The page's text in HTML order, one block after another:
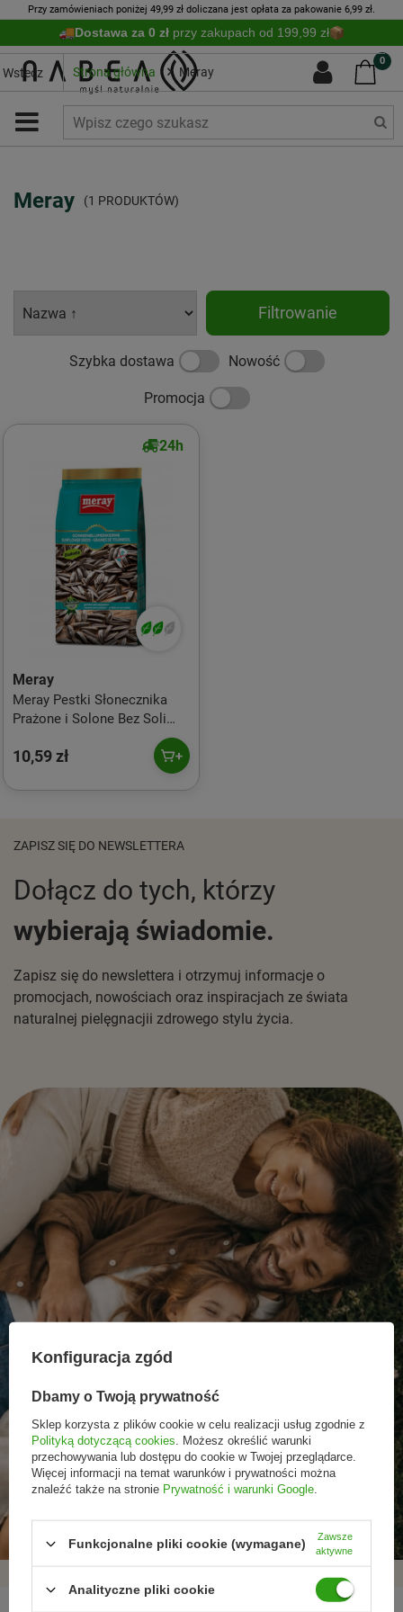
Przy zamówieniach poniżej 49,99 zł doliczana jest opłata za pakowanie 6,99 zł.
Dostawa za 0 zł przy zakupach od 199,99 zł
0
Wstecz Strona główna Meray
Meray (1 PRODUKTÓW)
Filtrowanie
Szybka dostawa Nowość
Promocja
24h
Meray
Meray Pestki Słonecznika
Prażone i Solone Bez Soli
10,59 zł
ZAPISZ SIĘ DO NEWSLETTERA
Dołącz do tych, którzy
wybierają świadomie.
Zapisz się do newslettera i otrzymuj informacje o
promocjach, nowościach oraz inspiracjach ze świata
naturalnej pielęgnacjii zdrowego stylu życia.
Promocje tylko dla
subskrybentów
Nowości przed
premierą
Rezygnacja w każdej
chwili
Konfiguracja zgód
Dbamy o Twoją prywatność
Sklep korzysta z plików cookie w celu realizacji usług zgodnie z
Polityką dotyczącą cookies . Możesz określić warunki
przechowywania lub dostępu do cookie w Twojej przeglądarce.
Więcej informacji na temat warunków i prywatności można
znaleźć także na stronie Prywatność i warunki Google
Funkcjonalne pliki cookie (wymagane)
Zawsze
aktywne
Analityczne pliki cookie